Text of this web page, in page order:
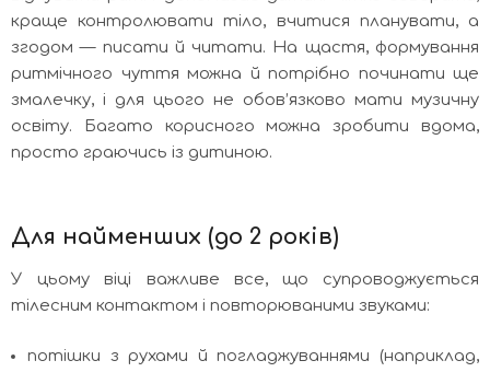
краще контролювати тіло, вчитися планувати, а
згодом — писати й читати. На щастя, формування
ритмічного чуття можна й потрібно починати ще
змалечку, і для цього не обов’язково мати музичну
освіту. Багато корисного можна зробити вдома,
просто граючись із дитиною.
Для найменших (до 2 років)
У цьому віці важливе все, що супроводжується
тілесним контактом і повторюваними звуками:
потішки з рухами й погладжуваннями (наприклад,